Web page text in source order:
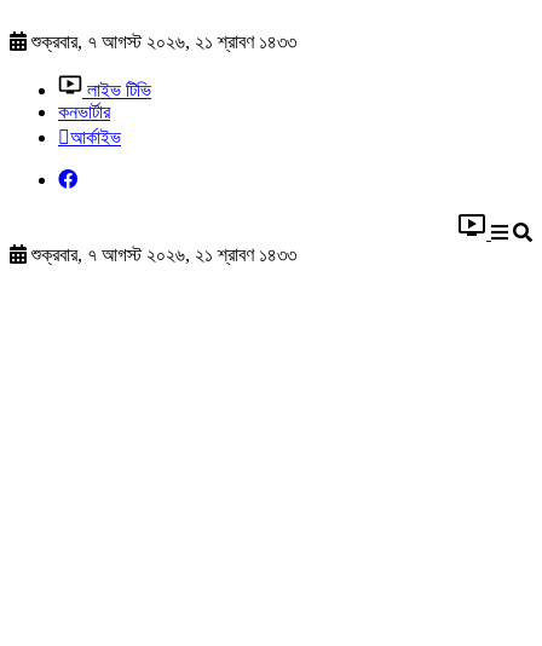
শুক্রবার, ৭ আগস্ট ২০২৬, ২১ শ্রাবণ ১৪৩৩
লাইভ টিভি
কনভার্টার
আর্কাইভ
শুক্রবার, ৭ আগস্ট ২০২৬, ২১ শ্রাবণ ১৪৩৩